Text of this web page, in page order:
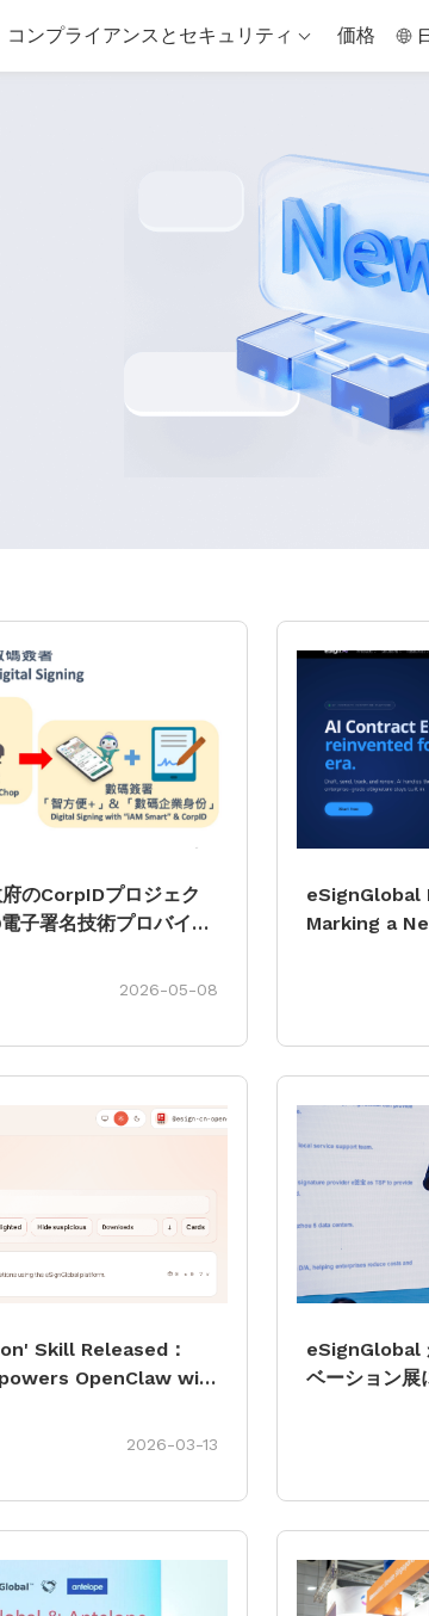
コンプライアンスとセキュリティ 価格
のCorpIDプロジェク
子署名技術プロバイダ
2026-05-08
eSignGlobal
Marking a
Skill Released：
OpenClaw with Automated E-
2026-03-13
eSignGlobal
ベーション展